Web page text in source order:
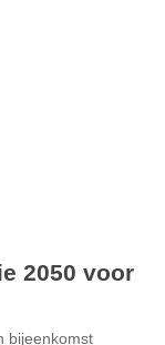
2050 voor
bijeenkomst